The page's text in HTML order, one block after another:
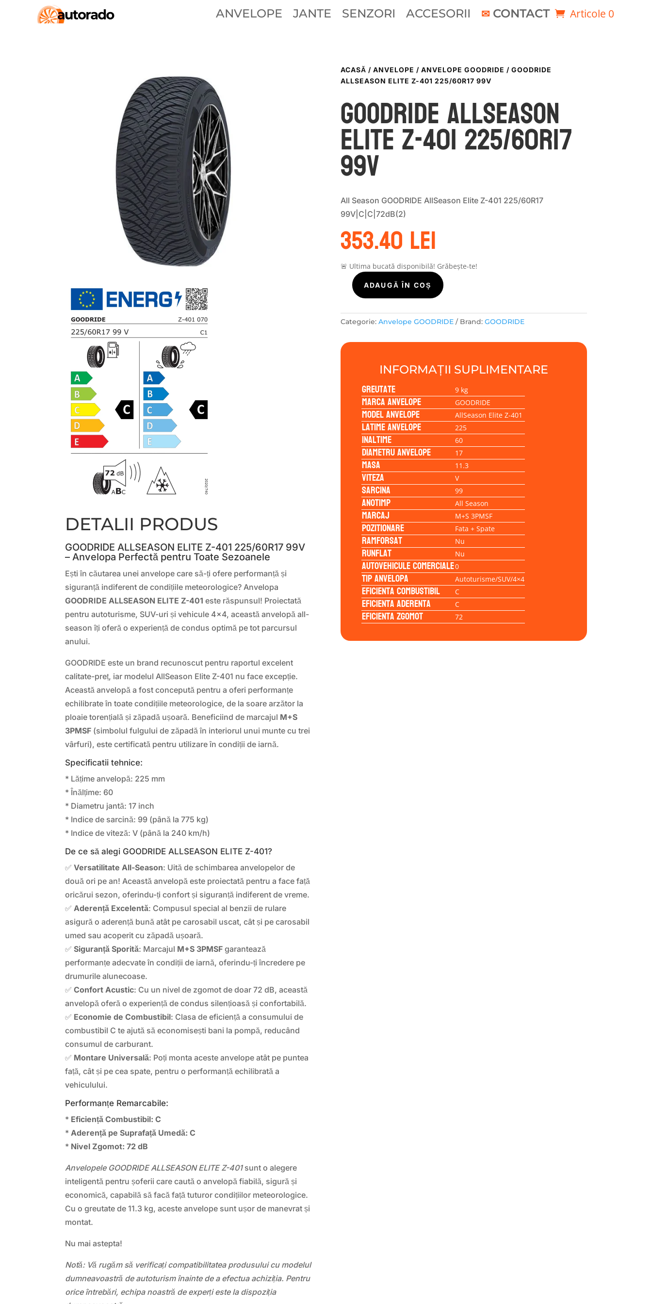
ANVELOPE JANTE SENZORI ACCESORII CONTACT Articole 0
DETALII PRODUS
GOODRIDE ALLSEASON ELITE Z-401 225/60R17 99V
– Anvelopa Perfectă pentru Toate Sezoanele
Ești în căutarea unei anvelope care să-ți ofere performanță și
siguranță indiferent de condițiile meteorologice? Anvelopa
GOODRIDE ALLSEASON ELITE Z-401 este răspunsul! Proiectată
pentru autoturisme, SUV-uri și vehicule 4×4, această anvelopă all-
season îți oferă o experiență de condus optimă pe tot parcursul
anului.
GOODRIDE este un brand recunoscut pentru raportul excelent
calitate-preț, iar modelul AllSeason Elite Z-401 nu face excepție.
Această anvelopă a fost concepută pentru a oferi performanțe
echilibrate în toate condițiile meteorologice, de la soare arzător la
ploaie torențială și zăpadă ușoară. Beneficiind de marcajul M+S
3PMSF (simbolul fulgului de zăpadă în interiorul unui munte cu trei
vârfuri), este certificată pentru utilizare în condiții de iarnă.
Specificatii tehnice:
* Lățime anvelopă: 225 mm
* Înălțime: 60
* Diametru jantă: 17 inch
* Indice de sarcină: 99 (până la 775 kg)
* Indice de viteză: V (până la 240 km/h)
De ce să alegi GOODRIDE ALLSEASON ELITE Z-401?
✅Versatilitate All-Season: Uită de schimbarea anvelopelor de
două ori pe an! Această anvelopă este proiectată pentru a face față
oricărui sezon, oferindu-ți confort și siguranță indiferent de vreme.
✅ Aderență Excelentă: Compusul special al benzii de rulare
asigură o aderență bună atât pe carosabil uscat, cât și pe carosabil
umed sau acoperit cu zăpadă ușoară.
✅Siguranță Sporită: Marcajul M+S 3PMSF garantează
performanțe adecvate în condiții de iarnă, oferindu-ți încredere pe
drumurile alunecoase.
✅Confort Acustic: Cu un nivel de zgomot de doar 72 dB, această
anvelopă oferă o experiență de condus silențioasă și confortabilă.
✅ Economie de Combustibil: Clasa de eficiență a consumului de
combustibil C te ajută să economisești bani la pompă, reducând
consumul de carburant.
✅ Montare Universală: Poți monta aceste anvelope atât pe puntea
față, cât și pe cea spate, pentru o performanță echilibrată a
vehiculului.
Performanțe Remarcabile:
* Eficiență Combustibil: C
* Aderență pe Suprafață Umedă: C
* Nivel Zgomot: 72 dB
Anvelopele GOODRIDE ALLSEASON ELITE Z-401sunt o alegere
inteligentă pentru șoferii care caută o anvelopă fiabilă, sigură și
economică, capabilă să facă față tuturor condițiilor meteorologice.
Cu o greutate de 11.3 kg, aceste anvelope sunt ușor de manevrat și
montat.
Nu mai astepta!
Notă: Vă rugăm să verificați compatibilitatea produsului cu modelul
dumneavoastră de autoturism înainte de a efectua achiziția. Pentru
orice întrebări, echipa noastră de experți este la dispoziția
ACASĂ / ANVELOPE / ANVELOPE GOODRIDE / GOODRIDE
ALLSEASON ELITE Z-401 225/60R17 99V
GOODRIDE ALLSEASON
ELITE Z-401 225/60R17
99V
All Season GOODRIDE AllSeason Elite Z-401 225/60R17
99V|C|C|72dB(2)
353.40lei
🚨 Ultima bucată disponibilă! Grăbește-te!
Cantitate
GOODRIDE
ALLSEASON
ELITE
401
225/60R17
ADAUGĂ ÎN COȘ
Categorie: Anvelope GOODRIDE Brand: GOODRIDE
INFORMAȚII SUPLIMENTARE
Greutate 9 kg
Marca anvelope GOODRIDE
Model anvelope AllSeason Elite Z-401
Latime anvelope 225
Inaltime 60
Diametru anvelope 17
Masa 11.3
Viteza V
Sarcina 99
Anotimp All Season
Marcaj M+S 3PMSF
Pozitionare Fata + Spate
Ramforsat Nu
Runflat Nu
Autovehicule comerciale0
Tip anvelopa Autoturisme/SUV/4×4
Eficienta Combustibil C
Eficienta Aderenta C
Eficienta Zgomot 72